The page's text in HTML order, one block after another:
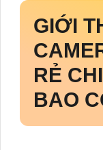
GIỚI
RẺ
BAO